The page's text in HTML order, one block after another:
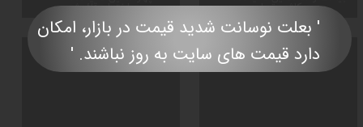
کاشی تهران ساختمان قائمشهر
' بعلت نوسانت شدید قیمت در بازار، امکان
دارد قیمت های سایت به روز نباشند. '​​​​​​​​​​​​​​